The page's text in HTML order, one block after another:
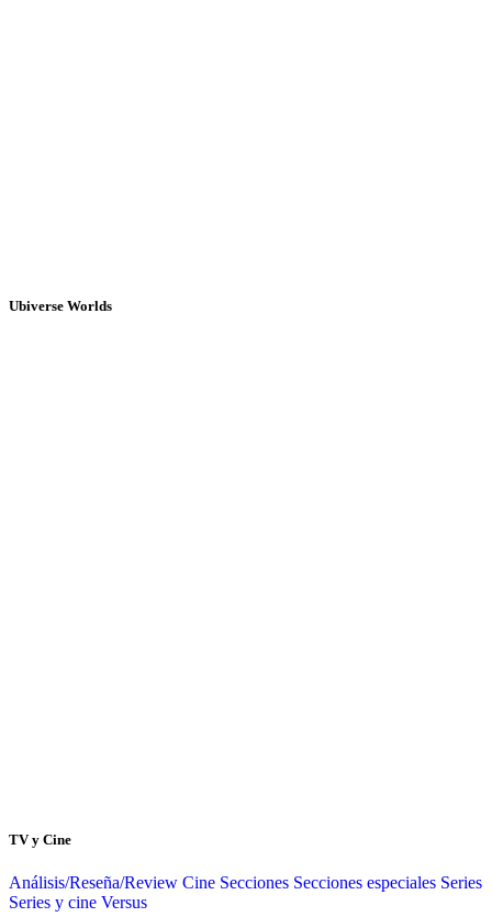
Ubiverse Worlds
TV y Cine
Análisis/Reseña/Review Cine Secciones Secciones especiales Series
Series y cine Versus